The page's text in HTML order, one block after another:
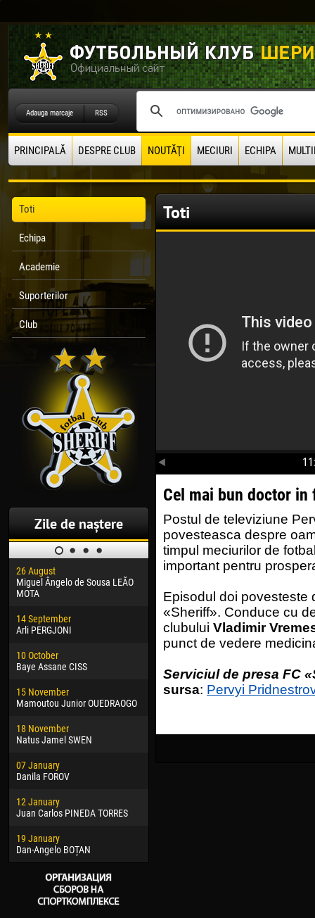
Adauga marcaje RSS
PRINCIPALĂ DESPRE CLUB NOUTĂŢI MECIURI ECHIPA
Toti
Echipa
Academie
Suporterilor
Club
Zile de naștere
26 August
Miguel Ângelo de Sousa LEÃO
MOTA
14 September
Arli PERGJONI
10 October
Baye Assane CISS
15 November
Mamoutou Junior OUEDRAOGO
18 November
Natus Jamel SWEN
07 January
Danila FOROV
12 January
Juan Carlos PINEDA TORRES
19 January
Dan-Angelo BOȚAN
30 January
24 February
Vladislav COSTIN
02 March
09 March
Emmanuel AFETSE
04
13
24
15
Toti
Cel mai bun doctor in
Postul de televiziune
povesteasca despre
timpul meciurilor de
important pentru
Episodul doi povesteste
«Sheriff». Conduce cu
clubului Vladimir
punct de vedere
Serviciul de presa FC
sursa: Pervyi